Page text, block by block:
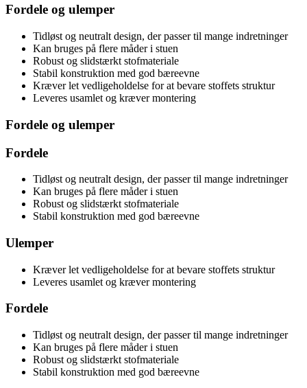
Fordele og ulemper
Tidløst og neutralt design, der passer til mange indretninger
Kan bruges på flere måder i stuen
Robust og slidstærkt stofmateriale
Stabil konstruktion med god bæreevne
Kræver let vedligeholdelse for at bevare stoffets struktur
Leveres usamlet og kræver montering
Fordele og ulemper
Fordele
Tidløst og neutralt design, der passer til mange indretninger
Kan bruges på flere måder i stuen
Robust og slidstærkt stofmateriale
Stabil konstruktion med god bæreevne
Ulemper
Kræver let vedligeholdelse for at bevare stoffets struktur
Leveres usamlet og kræver montering
Fordele
Tidløst og neutralt design, der passer til mange indretninger
Kan bruges på flere måder i stuen
Robust og slidstærkt stofmateriale
Stabil konstruktion med god bæreevne